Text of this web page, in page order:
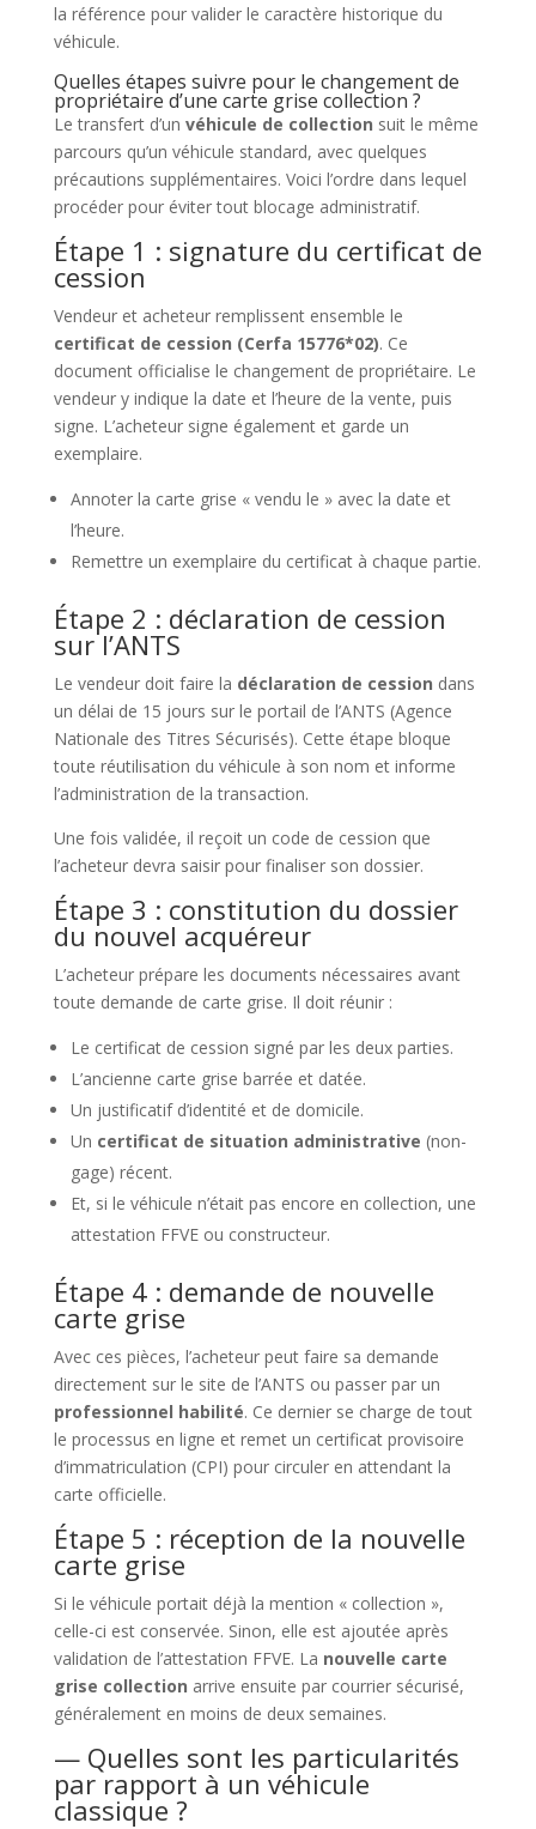
la référence pour valider le caractère historique du
véhicule.
Quelles étapes suivre pour le changement de
propriétaire d’une carte grise collection ?
Le transfert d’un véhicule de collection suit le même
parcours qu’un véhicule standard, avec quelques
précautions supplémentaires. Voici l’ordre dans lequel
procéder pour éviter tout blocage administratif.
Étape 1 : signature du certificat de
cession
Vendeur et acheteur remplissent ensemble le
certificat de cession (Cerfa 15776*02). Ce
document officialise le changement de propriétaire. Le
vendeur y indique la date et l’heure de la vente, puis
signe. L’acheteur signe également et garde un
exemplaire.
Annoter la carte grise « vendu le » avec la date et
l’heure.
Remettre un exemplaire du certificat à chaque partie.
Étape 2 : déclaration de cession
sur l’ANTS
Le vendeur doit faire la déclaration de cession dans
un délai de 15 jours sur le portail de l’ANTS (Agence
Nationale des Titres Sécurisés). Cette étape bloque
toute réutilisation du véhicule à son nom et informe
l’administration de la transaction.
Une fois validée, il reçoit un code de cession que
l’acheteur devra saisir pour finaliser son dossier.
Étape 3 : constitution du dossier
du nouvel acquéreur
L’acheteur prépare les documents nécessaires avant
toute demande de carte grise. Il doit réunir :
Le certificat de cession signé par les deux parties.
L’ancienne carte grise barrée et datée.
Un justificatif d’identité et de domicile.
Un certificat de situation administrative (non-
gage) récent.
Et, si le véhicule n’était pas encore en collection, une
attestation FFVE ou constructeur.
Étape 4 : demande de nouvelle
carte grise
Avec ces pièces, l’acheteur peut faire sa demande
directement sur le site de l’ANTS ou passer par un
professionnel habilité. Ce dernier se charge de tout
le processus en ligne et remet un certificat provisoire
d’immatriculation (CPI) pour circuler en attendant la
carte officielle.
Étape 5 : réception de la nouvelle
carte grise
Si le véhicule portait déjà la mention « collection »,
celle-ci est conservée. Sinon, elle est ajoutée après
validation de l’attestation FFVE. La nouvelle carte
grise collection arrive ensuite par courrier sécurisé,
généralement en moins de deux semaines.
— Quelles sont les particularités
par rapport à un véhicule
classique ?